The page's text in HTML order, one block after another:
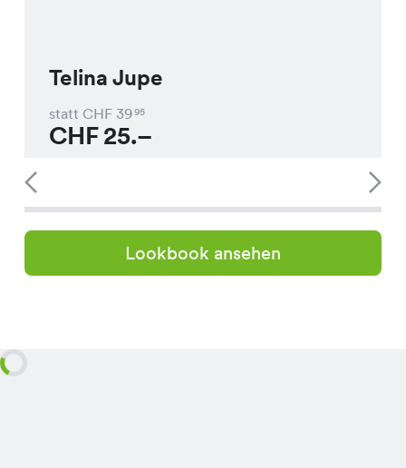
Telina Jupe
statt CHF 3995
CHF25.–
Lookbook ansehen